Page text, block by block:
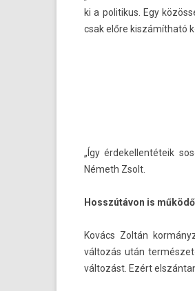
ki a politikus. Egy
csak előre kiszámítható
„Így érdekel­lentéteik
Németh Zsolt.
Hosszútávon is
Kovács Zoltán
változás után
változást. Ezért